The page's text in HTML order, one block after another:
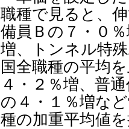
職種で見ると、
備員Ｂの７・０
増、トンネル特
国全職種の平均
４・２％増、普
の４・１％増な
種の加重平均値